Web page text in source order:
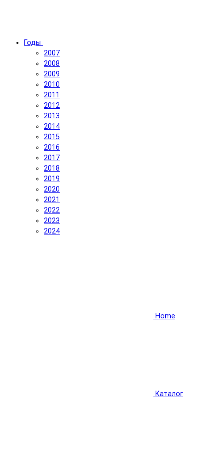
Годы
2007
2008
2009
2010
2011
2012
2013
2014
2015
2016
2017
2018
2019
2020
2021
2022
2023
2024
Home
Каталог